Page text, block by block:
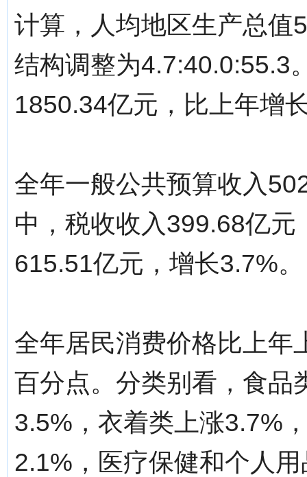
计算，人均地区生产总值
结构调整为4.7:40.0:55.3
1850.34亿元，比上年增
全年一般公共预算收入
中，税收收入399.68亿
615.51亿元，增长3.7%。
全年居民消费价格比上年
百分点。分类别看，食品
3.5%，衣着类上涨3.7%
2.1%，医疗保健和个人